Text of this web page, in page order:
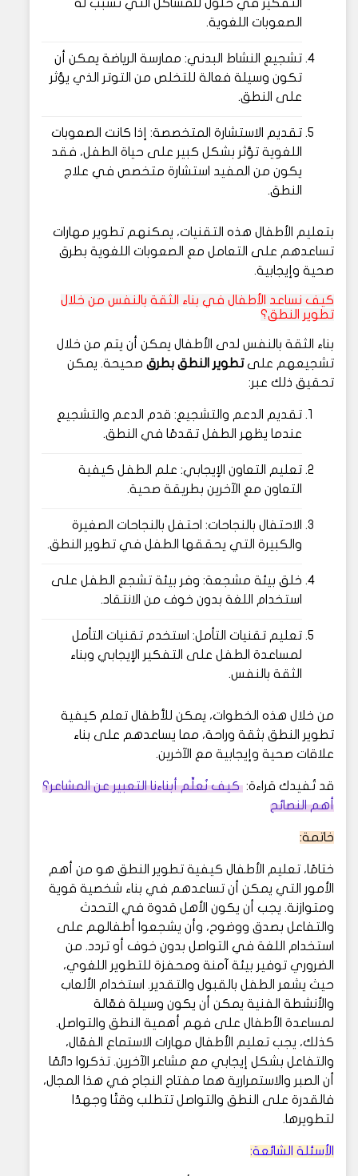
التفكير في حلول للمشاكل التي تسبب له
الصعوبات اللغوية.
تشجيع النشاط البدني: ممارسة الرياضة يمكن أن
تكون وسيلة فعالة للتخلص من التوتر الذي يؤثر
على النطق.
تقديم الاستشارة المتخصصة: إذا كانت الصعوبات
اللغوية تؤثر بشكل كبير على حياة الطفل، فقد
يكون من المفيد استشارة متخصص في علاج
النطق.
بتعليم الأطفال هذه التقنيات، يمكنهم تطوير مهارات
تساعدهم على التعامل مع الصعوبات اللغوية بطرق
صحية وإيجابية.
كيف نساعد الأطفال في بناء الثقة بالنفس من خلال
تطوير النطق؟
بناء الثقة بالنفس لدى الأطفال يمكن أن يتم من خلال
تشجيعهم علىتطوير النطق بطرق صحيحة. يمكن
تحقيق ذلك عبر:
تقديم الدعم والتشجيع: قدم الدعم والتشجيع
عندما يظهر الطفل تقدمًا في النطق.
تعليم التعاون الإيجابي: علم الطفل كيفية
التعاون مع الآخرين بطريقة صحية.
الاحتفال بالنجاحات: احتفل بالنجاحات الصغيرة
والكبيرة التي يحققها الطفل في تطوير النطق.
خلق بيئة مشجعة: وفر بيئة تشجع الطفل على
استخدام اللغة بدون خوف من الانتقاد.
تعليم تقنيات التأمل: استخدم تقنيات التأمل
لمساعدة الطفل على التفكير الإيجابي وبناء
الثقة بالنفس.
من خلال هذه الخطوات، يمكن للأطفال تعلم كيفية
تطوير النطق بثقة وراحة، مما يساعدهم على بناء
علاقات صحية وإيجابية مع الآخرين.
قد تُفيدك قراءة: كيف نُعلِّم أبناءنا التعبير عن المشاعر؟
أهم النصائح
خاتمة:
ختامًا، تعليم الأطفال كيفية تطوير النطق هو من أهم
الأمور التي يمكن أن تساعدهم في بناء شخصية قوية
ومتوازنة. يجب أن يكون الأهل قدوة في التحدث
والتفاعل بصدق ووضوح، وأن يشجعوا أطفالهم على
استخدام اللغة في التواصل بدون خوف أو تردد. من
الضروري توفير بيئة آمنة ومحفزة للتطوير اللغوي،
حيث يشعر الطفل بالقبول والتقدير. استخدام الألعاب
والأنشطة الفنية يمكن أن يكون وسيلة فعّالة
لمساعدة الأطفال على فهم أهمية النطق والتواصل.
كذلك، يجب تعليم الأطفال مهارات الاستماع الفعّال،
والتفاعل بشكل إيجابي مع مشاعر الآخرين. تذكروا دائمًا
أن الصبر والاستمرارية هما مفتاح النجاح في هذا المجال،
فالقدرة على النطق والتواصل تتطلب وقتًا وجهدًا
لتطويرها.
الأسئلة الشائعة: